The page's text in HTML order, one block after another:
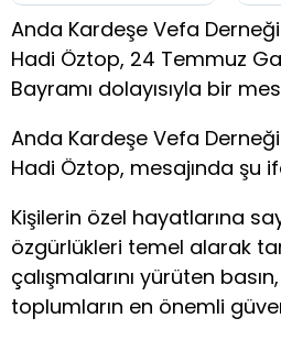
Anda Kardeşe Vefa
Hadi Öztop, 24 Temmuz
Bayramı dolayısıyla bir
Anda Kardeşe Vefa
Hadi Öztop, mesajında şu
Kişilerin özel hayatlarına
özgürlükleri temel alarak
çalışmalarını yürüten
toplumların en önemli